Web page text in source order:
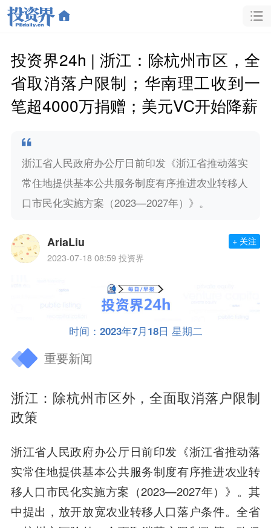
投资界24h | 浙江：除杭州市区，全
省取消落户限制；华南理工收到一
笔超4000万捐赠；美元VC开始降薪
浙江省人民政府办公厅日前印发《浙江省推动落实
常住地提供基本公共服务制度有序推进农业转移人
口市民化实施方案（2023—2027年）》。
AriaLiu
2023-07-18 08:59 投资界
+ 关注
时间：2023年7月18日 星期二
重要新闻
浙江：除杭州市区外，全面取消落户限制
政策
浙江省人民政府办公厅日前印发《浙江省推动落
实常住地提供基本公共服务制度有序推进农业转
移人口市民化实施方案（2023—2027年）》。其
中提出，放开放宽农业转移人口落户条件。全省